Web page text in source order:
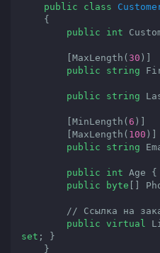
public
class
public
int
        [MaxLength(
30 )]
public
string
public string
        [MinLength(
6 )]
        [MaxLength(
100 )]
public
string
public int Age {
public
byte []
// Ссылка на
public virtual
set ; }